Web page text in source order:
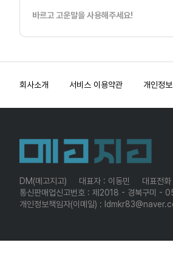
바르고 고운말을 사용해주세요!
회사소개 서비스 이용약관 개인정
DM(메고지고) 대표자 : 이동민 대표전
통신판매업신고번호 : 제2018 - 경북구미 -
개인정보책임자(이메일) :